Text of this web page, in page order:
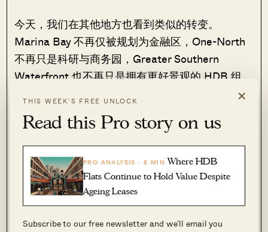
×
THIS WEEK’S FREE UNLOCK
Read this Pro story on us
PRO ANALYSIS · 8 MIN Where HDB
Flats Continue to Hold Value Despite
Ageing Leases
Subscribe to our free newsletter and we’ll email you
今天，我们在其他地方也看到类似的转变。
Marina Bay 不再仅被规划为金融区，One-North
不再只是科研与商务园，Greater Southern
Waterfront 也不再只是拥有更好景观的 HDB 组
屋。不同新加坡街区的“身份”，以及它们“适合”或
好消息是，与多数城市相比，URA 的信息披露异
常透明。我们能看到 Concept Plans、Master
Plans、GLS programmes、Draft Master
Plans，以及相关部长的公开演讲。
因此，没理由做只看“当下存在什么”的那类买家。